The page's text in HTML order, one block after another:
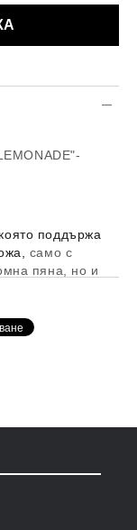
поддържа
само с
пяна, но и
от Шеа